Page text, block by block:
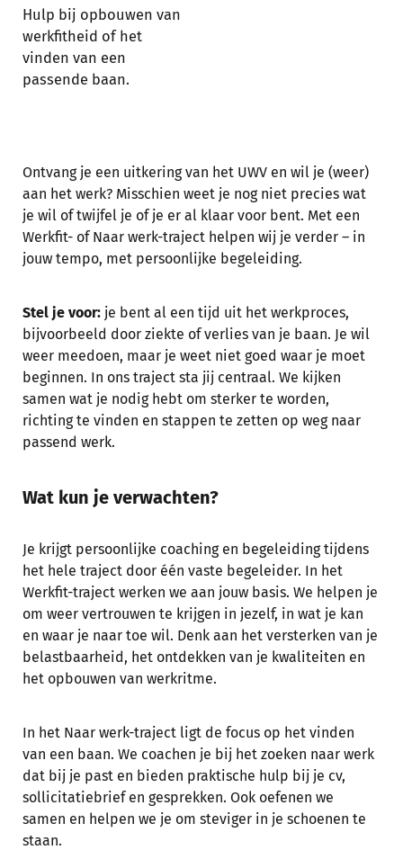
Hulp bij opbouwen van
werkfitheid of het
vinden van een
passende baan.
Ontvang je een uitkering van het UWV en wil je (weer)
aan het werk? Misschien weet je nog niet precies wat
je wil of twijfel je of je er al klaar voor bent. Met een
Werkfit- of Naar werk-traject helpen wij je verder – in
jouw tempo, met persoonlijke begeleiding.
Stel je voor: je bent al een tijd uit het werkproces,
bijvoorbeeld door ziekte of verlies van je baan. Je wil
weer meedoen, maar je weet niet goed waar je moet
beginnen. In ons traject sta jij centraal. We kijken
samen wat je nodig hebt om sterker te worden,
richting te vinden en stappen te zetten op weg naar
passend werk.
‍Wat kun je verwachten?
Je krijgt persoonlijke coaching en begeleiding tijdens
het hele traject door één vaste begeleider. In het
Werkfit-traject werken we aan jouw basis. We helpen je
om weer vertrouwen te krijgen in jezelf, in wat je kan
en waar je naar toe wil. Denk aan het versterken van je
belastbaarheid, het ontdekken van je kwaliteiten en
het opbouwen van werkritme.
In het Naar werk-traject ligt de focus op het vinden
van een baan. We coachen je bij het zoeken naar werk
dat bij je past en bieden praktische hulp bij je cv,
sollicitatiebrief en gesprekken. Ook oefenen we
samen en helpen we je om steviger in je schoenen te
staan.